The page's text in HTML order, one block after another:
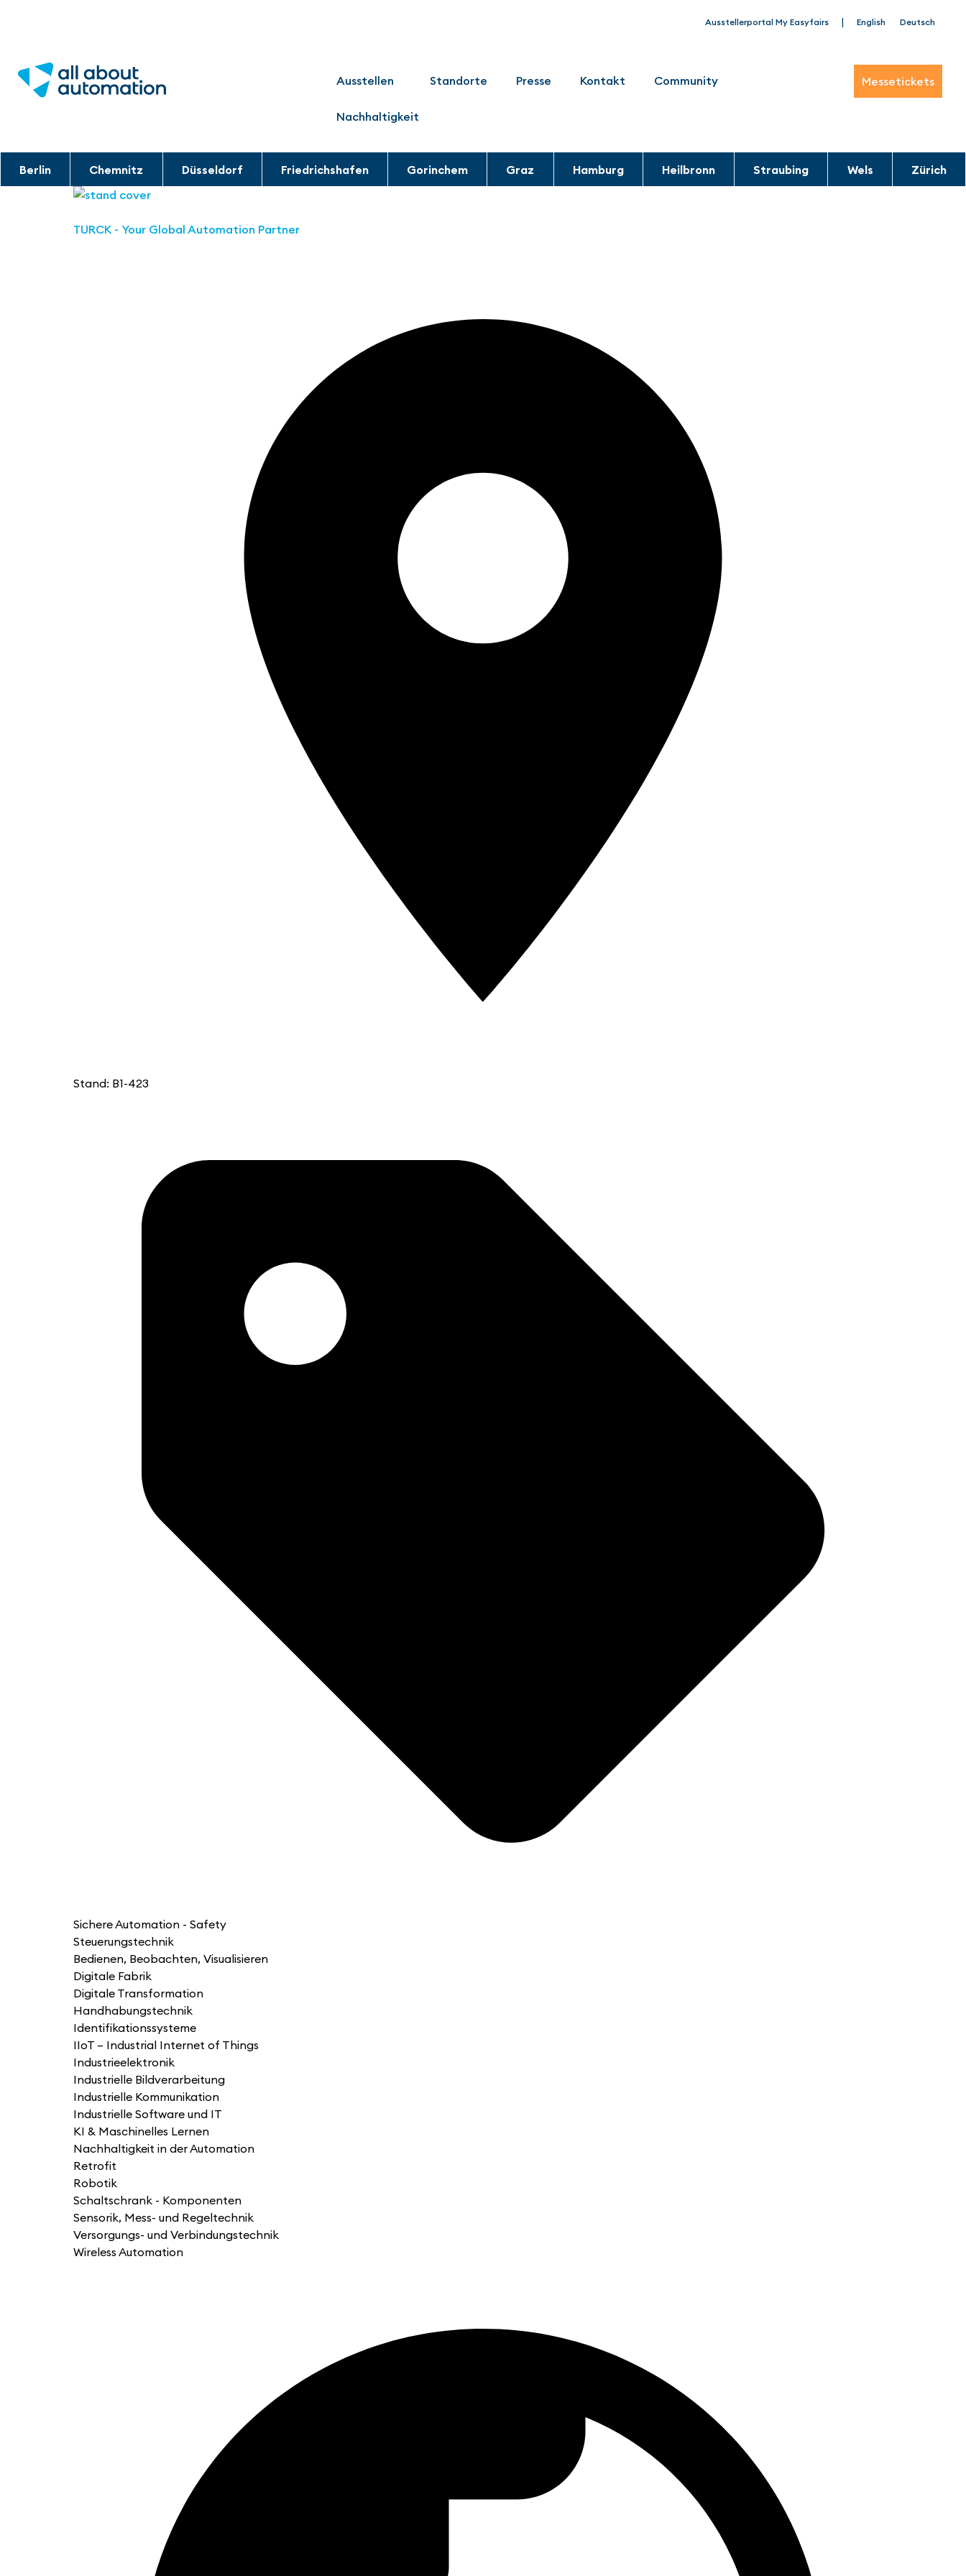
Ausstellerportal My Easyfairs | English Deutsch
Ausstellen Standorte Presse Kontakt Community
Nachhaltigkeit
Messetickets
Berlin Chemnitz Düsseldorf Friedrichshafen Gorinchem Graz Hamburg Heilbronn Straubing Wels Zürich
TURCK - Your Global Automation Partner
Stand: B1-423
Sichere Automation - Safety
Steuerungstechnik
Bedienen, Beobachten, Visualisieren
Digitale Fabrik
Digitale Transformation
Handhabungstechnik
Identifikationssysteme
IIoT – Industrial Internet of Things
Industrieelektronik
Industrielle Bildverarbeitung
Industrielle Kommunikation
Industrielle Software und IT
KI & Maschinelles Lernen
Nachhaltigkeit in der Automation
Retrofit
Robotik
Schaltschrank - Komponenten
Sensorik, Mess- und Regeltechnik
Versorgungs- und Verbindungstechnik
Wireless Automation